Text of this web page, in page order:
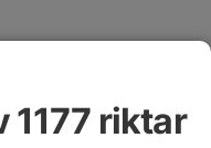
1177 riktar